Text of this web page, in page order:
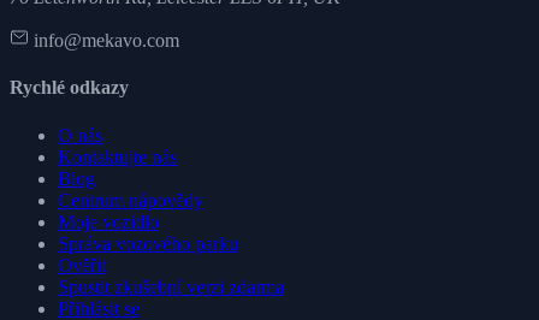
info@mekavo.com
Rychlé odkazy
O nás
Kontaktujte nás
Blog
Centrum nápovědy
Moje vozidlo
Správa vozového parku
Ověřit
Spustit zkušební verzi zdarma
Přihlásit se